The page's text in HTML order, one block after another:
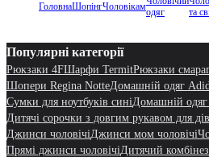
ГоловнаШопінгЧоловікамодяг
та
Популярні категорії
Рюкзаки 4FШарфи TermitРюкзаки
Шопери Regina NotteДомашній одяг
Сумки для ноутбуків синіДомашній
Дитячі сорочки з довгим рукавом для
Джинси чоловічіДжинси мом чоловічі
Прямі джинси чоловічіДитячий